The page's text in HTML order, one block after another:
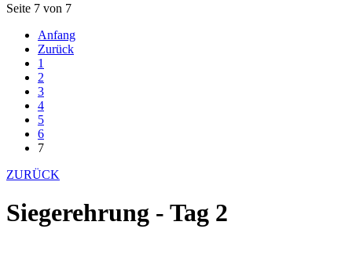
Seite 7 von 7
Anfang
Zurück
1
2
3
4
5
6
7
ZURÜCK
Siegerehrung - Tag 2